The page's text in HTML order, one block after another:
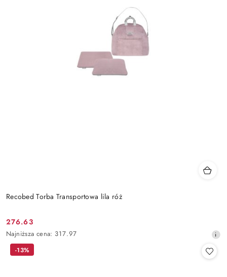
Recobed Torba Transportowa lila róż
Cena
promocyjna:
276.63
Najniższa
cena
Najniższa cena: 317.97
-13%